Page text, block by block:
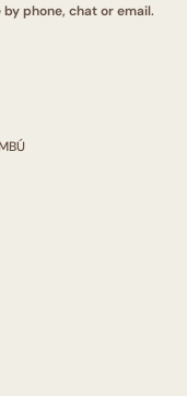
phone, chat or email.